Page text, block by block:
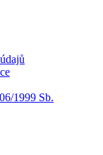
1999 Sb.